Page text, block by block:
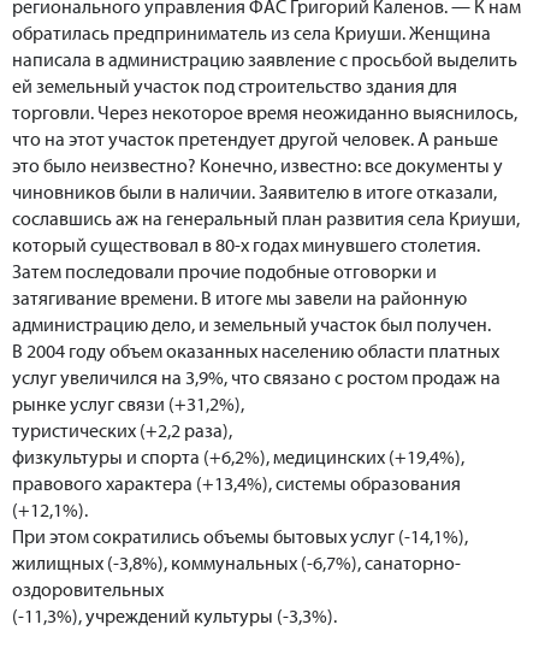
регионального управления ФАС Григорий Каленов. — К нам
обратилась предприниматель из села Криуши. Женщина
написала в администрацию заявление с просьбой выделить
ей земельный участок под строительство здания для
торговли. Через некоторое время неожиданно выяснилось,
что на этот участок претендует другой человек. А раньше
это было неизвестно? Конечно, известно: все документы у
чиновников были в наличии. Заявителю в итоге отказали,
сославшись аж на генеральный план развития села Криуши,
который существовал в 80-х годах минувшего столетия.
Затем последовали прочие подобные отговорки и
затягивание времени. В итоге мы завели на районную
администрацию дело, и земельный участок был получен.
В 2004 году объем оказанных населению области платных
услуг увеличился на 3,9%, что связано с ростом продаж на
рынке услуг связи (+31,2%),
туристических (+2,2 раза),
физкультуры и спорта (+6,2%), медицинских (+19,4%),
правового характера (+13,4%), системы образования
(+12,1%).
При этом сократились объемы бытовых услуг (-14,1%),
жилищных (-3,8%), коммунальных (-6,7%), санаторно-
оздоровительных
(-11,3%), учреждений культуры (-3,3%).